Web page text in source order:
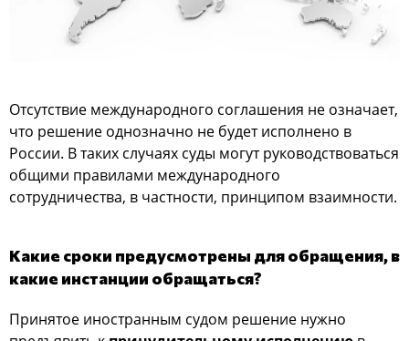
Отсутствие международного соглашения не означает,
что решение однозначно не будет исполнено в
России. В таких случаях суды могут руководствоваться
общими правилами международного
сотрудничества, в частности, принципом взаимности.
Какие сроки предусмотрены для обращения, в
какие инстанции обращаться?
Принятое иностранным судом решение нужно